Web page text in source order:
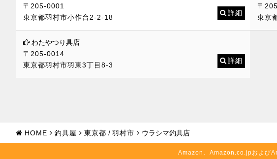
〒205-0001
東京都羽村市小作台2-2-18
詳細
〒
東京
わたやつり具店
〒205-0014
東京都羽村市羽東3丁目8-3
詳細
HOME 釣具屋 東京都 / 羽村市 ウラシマ釣具店
Amazon、Amazon.co.jpおよび